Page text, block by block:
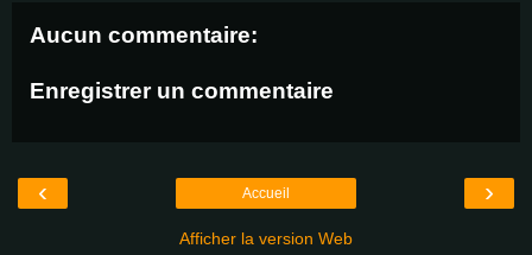
Aucun commentaire:
Enregistrer un commentaire
‹ ›
Accueil
Afficher la version Web